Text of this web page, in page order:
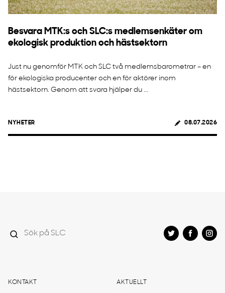
Besvara MTK:s och SLC:s medlemsenkäter om
ekologisk produktion och hästsektorn
Just nu genomför MTK och SLC två medlemsbarometrar – en
för ekologiska producenter och en för aktörer inom
hästsektorn. Genom att svara hjälper du ...
NYHETER 08.07.2026
KONTAKT AKTUELLT